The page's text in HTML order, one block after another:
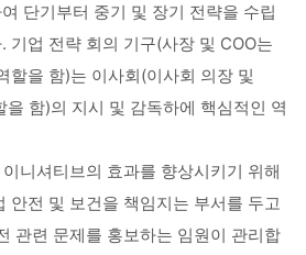
단기부터 중기 및 장기 전략을 수립
기업 전략 회의 기구(사장 및 COO는
할을 함)는 이사회(이사회 의장 및
을 함)의 지시 및 감독하에 핵심적인 역
니셔티브의 효과를 향상시키기 위해
안전 및 보건을 책임지는 부서를 두고
관련 문제를 홍보하는 임원이 관리합